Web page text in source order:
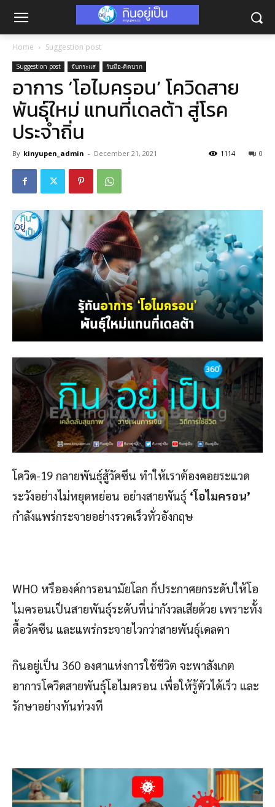
Home Suggestion post
Suggestion post จับกระแส รับมือ-คิดบวก
อาการ ‘โอไมครอน’ โควิดสาย
พันธุ์ใหม่ แทนที่เดลต้า สู่โรค
ประจำถิ่น
By kinyupen_admin - December 21, 2021 0
1114
โควิด-19 กลายพันธุ์สู้วัคซีน ทำให้เราต้องคอยระแวด
ระวังอย่างไม่หยุดหย่อน อย่างสายพันธุ์ ‘โอไมครอน’
กำลังแพร่กระจายอย่างรวดเร็วทั่วอังกฤษ
WHO หรือองค์การอนามัยโลก ก็ประกาศยกระดับให้โอ
ไมครอนเป็นสายพันธุ์ระดับที่น่ากังวลเสียด้วย เพราะทั้ง
ดื้อวัคซีน และแพร่กระจายไวกว่าสายพันธุ์เดลตา
กินอยู่เป็น 360 องศาแห่งการใช้ชีวิต จะพาสังเกต
อาการโควิดสายพันธุ์โอไมครอน เพื่อให้รู้ตัวได้เร็ว และ
รักษาอย่างทันท่วงที